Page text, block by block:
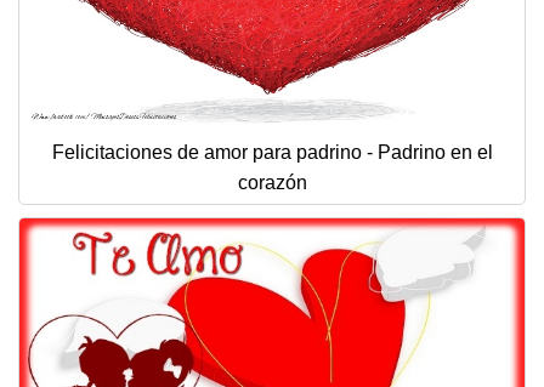
Felicitaciones de amor para padrino - Padrino en el
corazón